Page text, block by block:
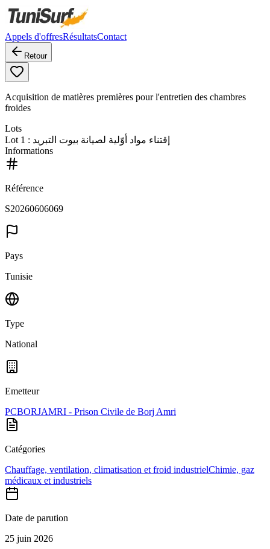
Appels d'offresRésultatsContact
Retour
Acquisition de matières premières pour l'entretien des chambres
froides
Lots
Lot 1
: إقتناء مواد أوّلية لصيانة بيوت التبريد
Informations
Référence
S20260606069
Pays
Tunisie
Type
National
Emetteur
PCBORJAMRI - Prison Civile de Borj Amri
Catégories
Chauffage, ventilation, climatisation et froid industrielChimie, gaz
médicaux et industriels
Date de parution
25 juin 2026